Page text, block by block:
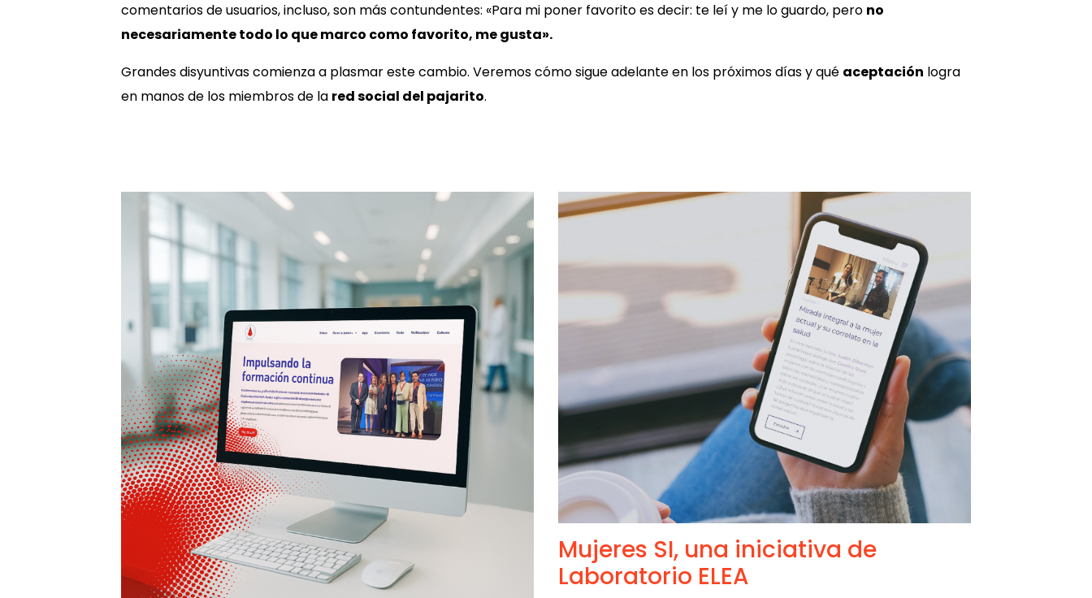
comentarios de usuarios, incluso, son más contundentes: «Para mi poner favorito es decir: te leí y me lo guardo, pero no
necesariamente todo lo que marco como favorito, me gusta».
Grandes disyuntivas comienza a plasmar este cambio. Veremos cómo sigue adelante en los próximos días y qué aceptación logra
en manos de los miembros de la red social del pajarito.
Mujeres SI, una iniciativa de
Laboratorio ELEA